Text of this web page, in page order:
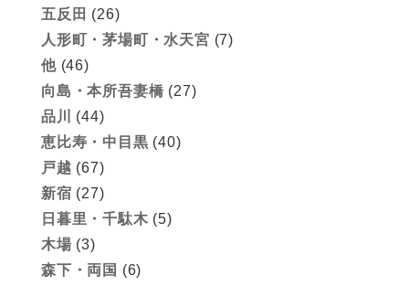
五反田 (26)
人形町・茅場町・水天宮 (7)
他(46)
向島・本所吾妻橋 (27)
品川
(44)
恵比寿・中目黒 (40)
戸越 (67)
新宿 (27)
日暮里・千駄木 (5)
木場 (3)
森下・両国 (6)